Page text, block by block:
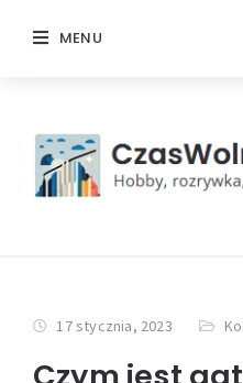
MENU
17 stycznia, 2023